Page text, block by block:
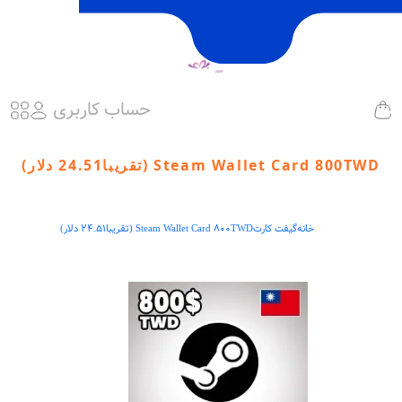
حساب کاربری
Steam Wallet Card 800TWD (تقریبا24.51 دلار)
خانهگیفت کارتSteam Wallet Card 800TWD (تقریبا24.51 دلار)